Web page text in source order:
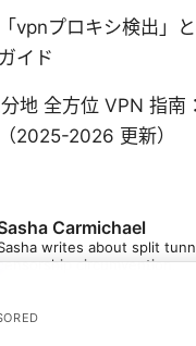
vpnプロキシ検出」
イド
地 全方位 VPN 指南
2025-2026 更新）
Carmichael
writes about split
circumvention.